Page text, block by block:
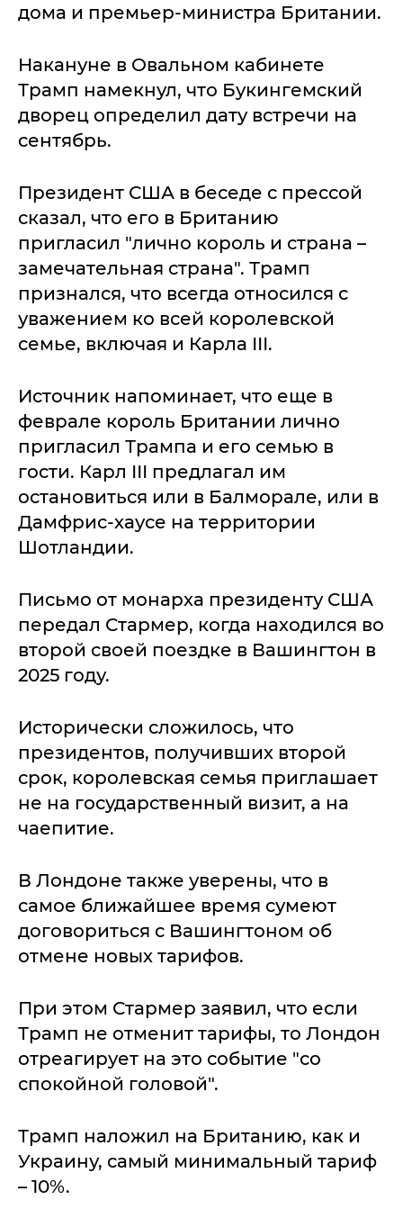
дома и премьер-министра Британии.
Накануне в Овальном кабинете
Трамп намекнул, что Букингемский
дворец определил дату встречи на
сентябрь.
Президент США в беседе с прессой
сказал, что его в Британию
пригласил "лично король и страна –
замечательная страна". Трамп
признался, что всегда относился с
уважением ко всей королевской
семье, включая и Карла ІІІ.
Источник напоминает, что еще в
феврале король Британии лично
пригласил Трампа и его семью в
гости. Карл ІІІ предлагал им
остановиться или в Балморале, или в
Дамфрис-хаусе на территории
Шотландии.
Письмо от монарха президенту США
передал Стармер, когда находился во
второй своей поездке в Вашингтон в
2025 году.
Исторически сложилось, что
президентов, получивших второй
срок, королевская семья приглашает
не на государственный визит, а на
чаепитие.
В Лондоне также уверены, что в
самое ближайшее время сумеют
договориться с Вашингтоном об
отмене новых тарифов.
При этом Стармер заявил, что если
Трамп не отменит тарифы, то Лондон
отреагирует на это событие "со
спокойной головой".
Трамп наложил на Британию, как и
Украину, самый минимальный тариф
– 10%.